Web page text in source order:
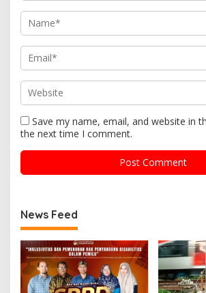
Save my name, email, and website in
the next time I comment.
News Feed